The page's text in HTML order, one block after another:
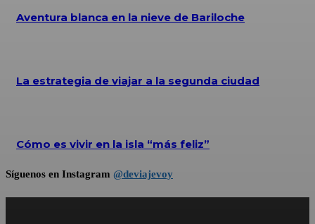
Aventura blanca en la nieve de Bariloche
La estrategia de viajar a la segunda ciudad
Cómo es vivir en la isla “más feliz”
Síguenos en Instagram @deviajevoy